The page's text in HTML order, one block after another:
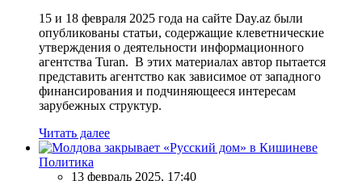
15 и 18 февраля 2025 года на сайте Day.az были
опубликованы статьи, содержащие клеветнические
утверждения о деятельности информационного
агентства Turan. В этих материалах автор пытается
представить агентство как зависимое от западного
финансирования и подчиняющееся интересам
зарубежных структур.
Читать далее
Политика
13 февраль 2025, 17:40